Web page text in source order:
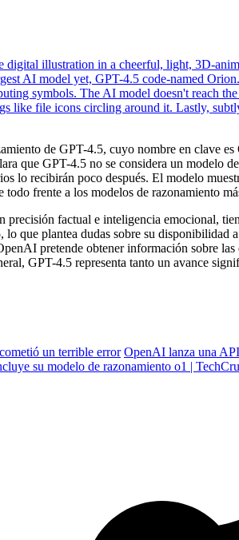
de GPT-4.5, cuyo nombre en clave
que GPT-4.5 no se considera un modelo
lo recibirán poco después. El modelo
todo frente a los modelos de razonamiento
precisión factual e inteligencia emocional,
lo que plantea dudas sobre su
pretende obtener información sobre
GPT-4.5 representa tanto un avance
un terrible error OpenAI lanza una
su modelo de razonamiento o1 |